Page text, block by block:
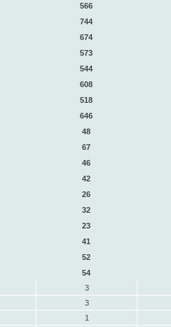
566
744
674
573
544
608
518
646
48
67
46
42
26
32
23
41
52
54
3
3
1